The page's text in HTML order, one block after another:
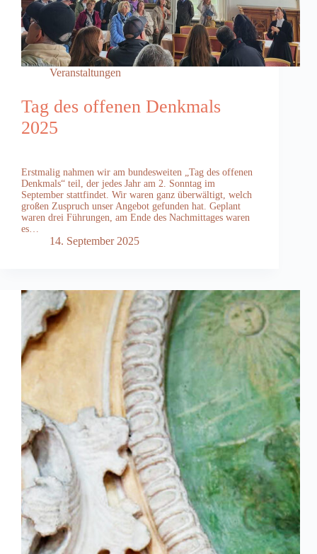
Veranstaltungen
Tag des offenen Denkmals
2025
Erstmalig nahmen wir am bundesweiten „Tag des offenen
Denkmals“ teil, der jedes Jahr am 2. Sonntag im
September stattfindet. Wir waren ganz überwältigt, welch
großen Zuspruch unser Angebot gefunden hat. Geplant
waren drei Führungen, am Ende des Nachmittages waren
es…
14. September 2025